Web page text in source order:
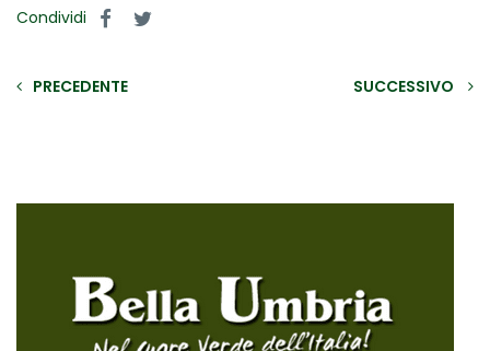
Condividi
PRECEDENTE SUCCESSIVO